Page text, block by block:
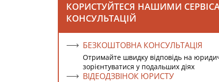
КОРИСТУЙТЕСЯ НАШИМИ
КОНСУЛЬТАЦІЙ
БЕЗКОШТОВНА КОНСУЛЬТАЦІЯ
Отримайте швидку відповідь на
зорієнтуватися у подальших діях
ВІДЕОДЗВІНОК ЮРИСТУ